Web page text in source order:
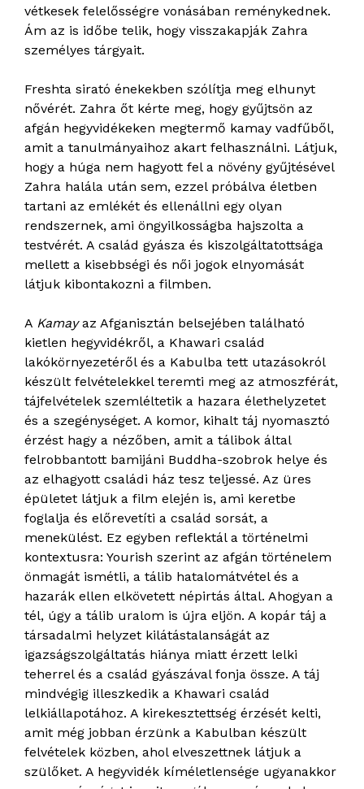
vétkesek felelősségre vonásában reménykednek.
Ám az is időbe telik, hogy visszakapják Zahra
személyes tárgyait.
Freshta sirató énekekben szólítja meg elhunyt
nővérét. Zahra őt kérte meg, hogy gyűjtsön az
afgán hegyvidékeken megtermő kamay vadfűből,
amit a tanulmányaihoz akart felhasználni. Látjuk,
hogy a húga nem hagyott fel a növény gyűjtésével
Zahra halála után sem, ezzel próbálva életben
tartani az emlékét és ellenállni egy olyan
rendszernek, ami öngyilkosságba hajszolta a
testvérét. A család gyásza és kiszolgáltatottsága
mellett a kisebbségi és női jogok elnyomását
látjuk kibontakozni a filmben.
A Kamayaz Afganisztán belsejében található
kietlen hegyvidékről, a Khawari család
lakókörnyezetéről és a Kabulba tett utazásokról
készült felvételekkel teremti meg az atmoszférát,
tájfelvételek szemléltetik a hazara élethelyzetet
és a szegénységet. A komor, kihalt táj nyomasztó
érzést hagy a nézőben, amit a tálibok által
felrobbantott bamijáni Buddha-szobrok helye és
az elhagyott családi ház tesz teljessé. Az üres
épületet látjuk a film elején is, ami keretbe
foglalja és előrevetíti a család sorsát, a
menekülést. Ez egyben reflektál a történelmi
kontextusra: Yourish szerint az afgán történelem
önmagát ismétli, a tálib hatalomátvétel és a
hazarák ellen elkövetett népirtás által. Ahogyan a
tél, úgy a tálib uralom is újra eljön. A kopár táj a
társadalmi helyzet kilátástalanságát az
igazságszolgáltatás hiánya miatt érzett lelki
teherrel és a család gyászával fonja össze. A táj
mindvégig illeszkedik a Khawari család
lelkiállapotához. A kirekesztettség érzését kelti,
amit még jobban érzünk a Kabulban készült
felvételek közben, ahol elveszettnek látjuk a
szülőket. A hegyvidék kíméletlensége ugyanakkor